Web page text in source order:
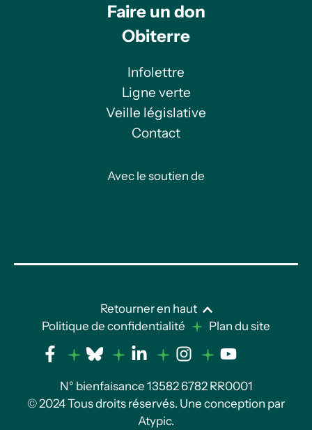
Faire un don
Obiterre
Infolettre
Ligne verte
Veille législative
Contact
Avec le soutien de
N° bienfaisance 13582 6782 RR0001
© 2024 Tous droits réservés. Une conception par
Atypic.
Retourner en haut
Politique de confidentialité
Plan du site